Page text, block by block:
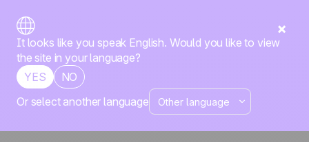
It looks like you speak English. Would you like to view
the site in your language?
YES
NO
Or select another language
CRM sous Excel : pourquoi
vous devriez remplacer vos